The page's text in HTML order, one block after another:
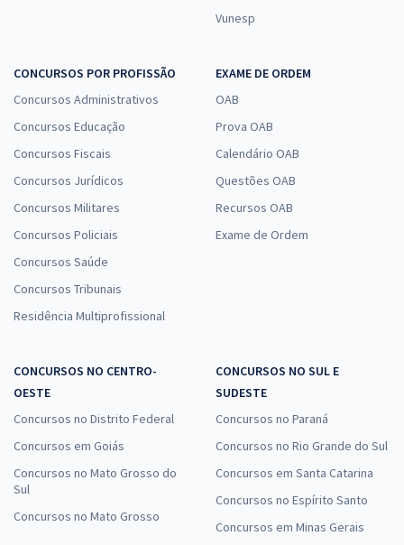
Vunesp
CONCURSOS POR PROFISSÃO
Concursos Administrativos
Concursos Educação
Concursos Fiscais
Concursos Jurídicos
Concursos Militares
Concursos Policiais
Concursos Saúde
Concursos Tribunais
Residência Multiprofissional
EXAME DE ORDEM
OAB
Prova OAB
Calendário OAB
Questões OAB
Recursos OAB
Exame de Ordem
CONCURSOS NO CENTRO-
OESTE
Concursos no Distrito Federal
Concursos em Goiás
Concursos no Mato Grosso do
Sul
Concursos no Mato Grosso
CONCURSOS NO SUL E
SUDESTE
Concursos no Paraná
Concursos no Rio Grande do Sul
Concursos em Santa Catarina
Concursos no Espírito Santo
Concursos em Minas Gerais